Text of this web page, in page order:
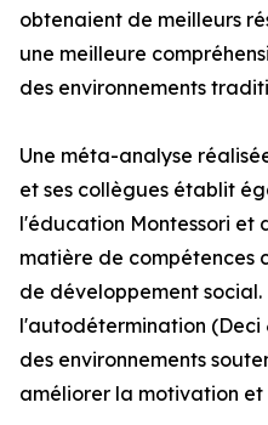
obtenaient de meilleurs
une meilleure
des environnements
Une méta-analyse
et ses collègues établit
l'éducation Montessori et
matière de compétences
de développement
l'autodétermination (Deci
des environnements
améliorer la motivation